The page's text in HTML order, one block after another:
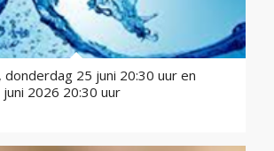
donderdag 25 juni 20:30 uur en
2026 20:30 uur